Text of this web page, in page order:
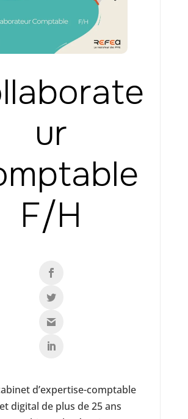
ur
F/H
d’expertise-comptable
digital de plus de 25 ans